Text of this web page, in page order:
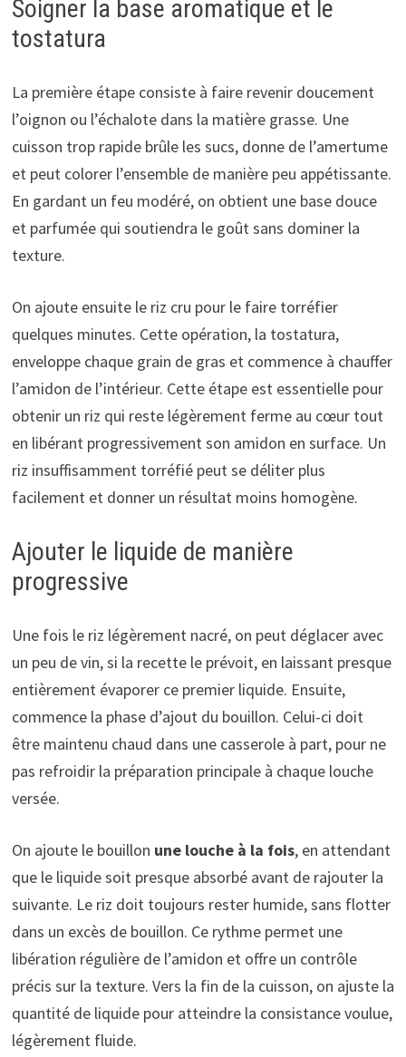
Soigner la base aromatique et le
tostatura
La première étape consiste à faire revenir doucement
l’oignon ou l’échalote dans la matière grasse. Une
cuisson trop rapide brûle les sucs, donne de l’amertume
et peut colorer l’ensemble de manière peu appétissante.
En gardant un feu modéré, on obtient une base douce
et parfumée qui soutiendra le goût sans dominer la
texture.
On ajoute ensuite le riz cru pour le faire torréfier
quelques minutes. Cette opération, la tostatura,
enveloppe chaque grain de gras et commence à chauffer
l’amidon de l’intérieur. Cette étape est essentielle pour
obtenir un riz qui reste légèrement ferme au cœur tout
en libérant progressivement son amidon en surface. Un
riz insuffisamment torréfié peut se déliter plus
facilement et donner un résultat moins homogène.
Ajouter le liquide de manière
progressive
Une fois le riz légèrement nacré, on peut déglacer avec
un peu de vin, si la recette le prévoit, en laissant presque
entièrement évaporer ce premier liquide. Ensuite,
commence la phase d’ajout du bouillon. Celui-ci doit
être maintenu chaud dans une casserole à part, pour ne
pas refroidir la préparation principale à chaque louche
versée.
On ajoute le bouillon une louche à la fois, en attendant
que le liquide soit presque absorbé avant de rajouter la
suivante. Le riz doit toujours rester humide, sans flotter
dans un excès de bouillon. Ce rythme permet une
libération régulière de l’amidon et offre un contrôle
précis sur la texture. Vers la fin de la cuisson, on ajuste la
quantité de liquide pour atteindre la consistance voulue,
légèrement fluide.